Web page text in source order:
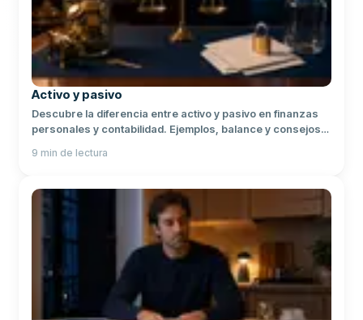
Activo y pasivo
Descubre la diferencia entre activo y pasivo en finanzas
personales y contabilidad. Ejemplos, balance y consejos
9 min de lectura